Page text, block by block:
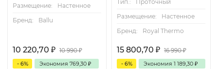
Размещение:
Настенное
Бренд:
Ballu
10 220,70 ₽ 10 990₽
- 6% Экономия 769,30 ₽
Тип.:
Проточный
Размещение:
Настенное
Бренд:
Royal Thermo
15 800,70 ₽ 16 990₽
- 6% Экономия 1 189,30 ₽